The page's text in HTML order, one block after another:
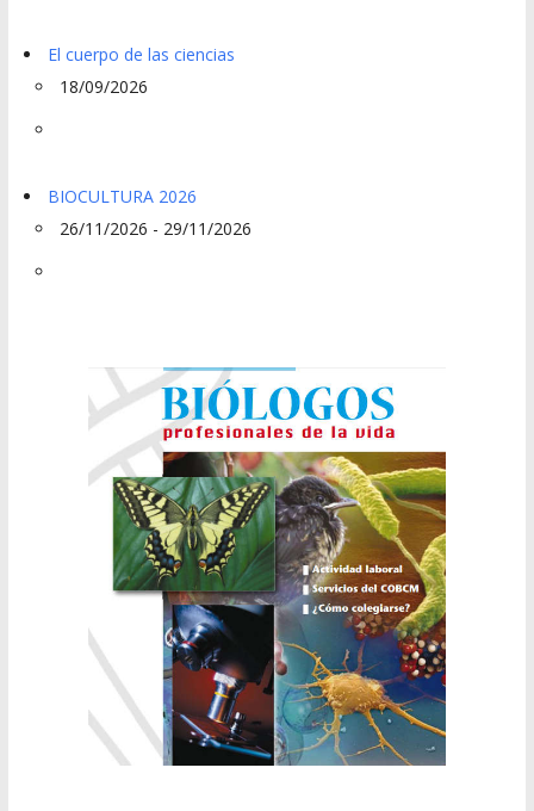
El cuerpo de las ciencias
18/09/2026
BIOCULTURA 2026
26/11/2026 - 29/11/2026